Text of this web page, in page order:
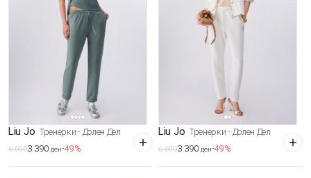
Liu Jo Тренерки - Долен Дел
6.6903.390 ден-49%
Liu Jo Тренерки - Долен Дел
6.6903.390 ден-49%